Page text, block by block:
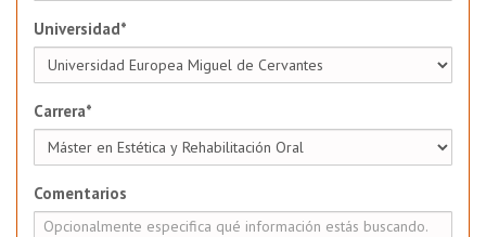
Universidad*
Carrera*
Comentarios